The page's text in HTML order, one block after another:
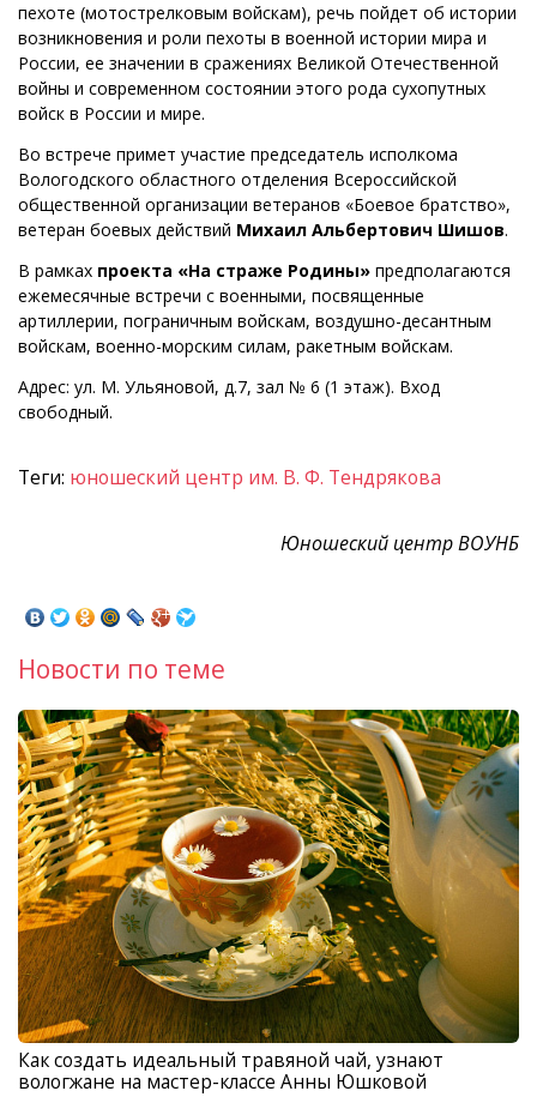
пехоте (мотострелковым войскам), речь пойдет об истории
возникновения и роли пехоты в военной истории мира и
России, ее значении в сражениях Великой Отечественной
войны и современном состоянии этого рода сухопутных
войск в России и мире.
Во встрече примет участие председатель исполкома
Вологодского областного отделения Всероссийской
общественной организации ветеранов «Боевое братство»,
ветеран боевых действий Михаил Альбертович Шишов.
В рамках проекта «На страже Родины» предполагаются
ежемесячные встречи с военными, посвященные
артиллерии, пограничным войскам, воздушно-десантным
войскам, военно-морским силам, ракетным войскам.
Адрес: ул. М. Ульяновой, д.7, зал № 6 (1 этаж). Вход
свободный.
Теги: юношеский центр им. В. Ф. Тендрякова
Юношеский центр ВОУНБ
Новости по теме
Как создать идеальный травяной чай, узнают
вологжане на мастер-классе Анны Юшковой